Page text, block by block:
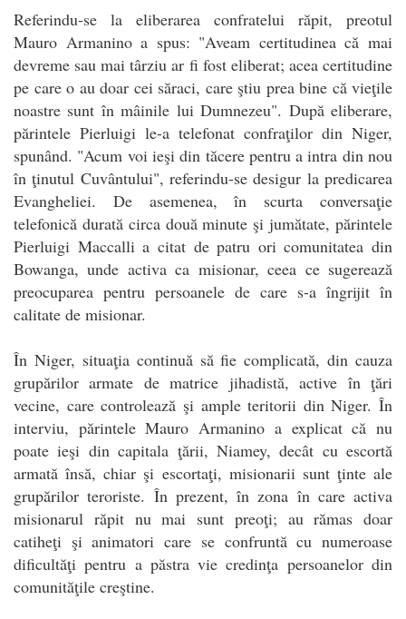
Referindu-se la eliberarea confratelui răpit, preotul
Mauro Armanino a spus: "Aveam certitudinea că mai
devreme sau mai târziu ar fi fost eliberat; acea certitudine
pe care o au doar cei săraci, care ştiu prea bine că vieţile
noastre sunt în mâinile lui Dumnezeu". După eliberare,
părintele Pierluigi le-a telefonat confraţilor din Niger,
spunând. "Acum voi ieşi din tăcere pentru a intra din nou
în ţinutul Cuvântului", referindu-se desigur la predicarea
Evangheliei. De asemenea, în scurta conversaţie
telefonică durată circa două minute şi jumătate, părintele
Pierluigi Maccalli a citat de patru ori comunitatea din
Bowanga, unde activa ca misionar, ceea ce sugerează
preocuparea pentru persoanele de care s-a îngrijit în
calitate de misionar.
În Niger, situaţia continuă să fie complicată, din cauza
grupărilor armate de matrice jihadistă, active în ţări
vecine, care controlează şi ample teritorii din Niger. În
interviu, părintele Mauro Armanino a explicat că nu
poate ieşi din capitala ţării, Niamey, decât cu escortă
armată însă, chiar şi escortaţi, misionarii sunt ţinte ale
grupărilor teroriste. În prezent, în zona în care activa
misionarul răpit nu mai sunt preoţi; au rămas doar
catiheţi şi animatori care se confruntă cu numeroase
dificultăţi pentru a păstra vie credinţa persoanelor din
comunităţile creştine.